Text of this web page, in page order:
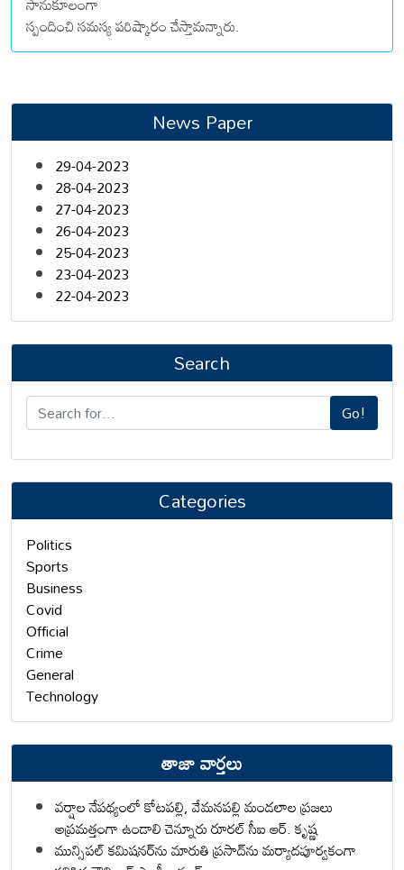
స్పందించి సమస్య పరిష్కారం చేస్తామన్నారు.
News Paper
29-04-2023
28-04-2023
27-04-2023
26-04-2023
25-04-2023
23-04-2023
22-04-2023
Search
Go!
Categories
Politics
Sports
Business
Covid
Official
Crime
General
Technology
తాజా వార్తలు
వర్షాల నేపథ్యంలో కోటపల్లి, వేమనపల్లి మండలాల ప్రజలు
అప్రమత్తంగా ఉండాలి చెన్నూరు రూరల్ సీఐ ఆర్. కృష్ణ
మున్సిపల్ కమిషనర్‌ను మారుతి ప్రసాద్‌ను మర్యాదపూర్వకంగా